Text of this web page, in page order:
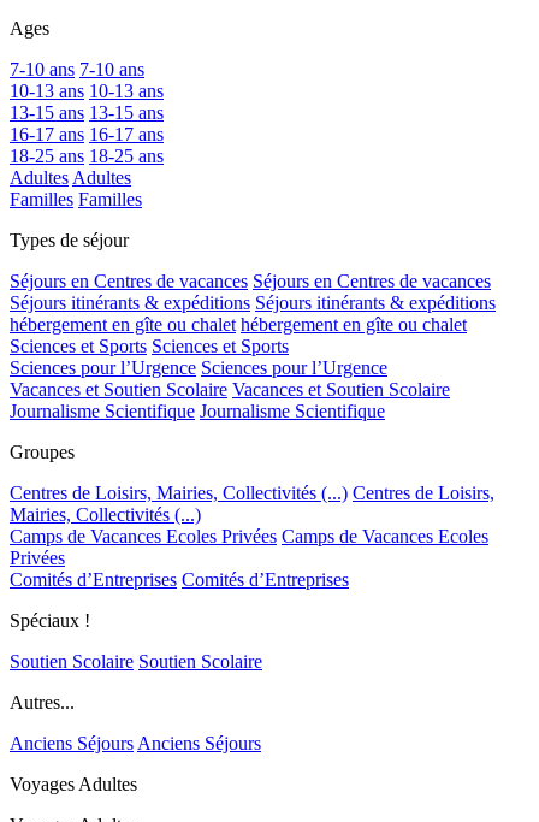
Ages
7-10 ans 7-10 ans
10-13 ans 10-13 ans
13-15 ans 13-15 ans
16-17 ans 16-17 ans
18-25 ans 18-25 ans
AdultesAdultes
Familles Familles
Types de séjour
Séjours en Centres de vacances Séjours en Centres de vacances
Séjours itinérants & expéditions Séjours itinérants & expéditions
hébergement en gîte ou chalet hébergement en gîte ou chalet
Sciences et Sports Sciences et Sports
Sciences pour l’Urgence Sciences pour l’Urgence
Vacances et Soutien Scolaire Vacances et Soutien Scolaire
Journalisme Scientifique Journalisme Scientifique
Groupes
Centres de Loisirs, Mairies, Collectivités (...) Centres de Loisirs,
Mairies, Collectivités (...)
Camps de Vacances Ecoles Privées Camps de Vacances Ecoles
Privées
Comités d’Entreprises Comités d’Entreprises
Spéciaux !
Soutien Scolaire Soutien Scolaire
Autres...
Anciens SéjoursAnciens Séjours
Voyages Adultes